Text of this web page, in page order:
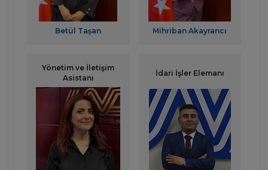
Betül Taşan Mihriban Akayrancı
Yönetim ve İletişim
Asistanı
İdari İşler Elemanı